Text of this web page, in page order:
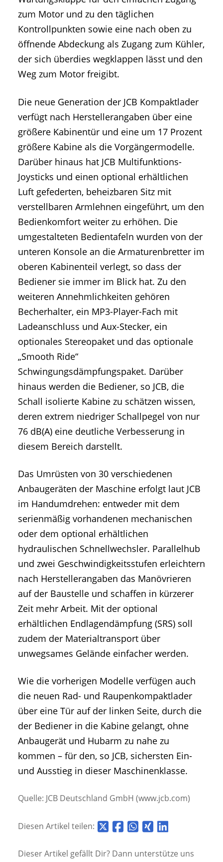
zum Motor und zu den täglichen
Kontrollpunkten sowie eine nach oben zu
öffnende Abdeckung als Zugang zum Kühler,
der sich überdies wegklappen lässt und den
Weg zum Motor freigibt.
Die neue Generation der JCB Kompaktlader
verfügt nach Herstellerangaben über eine
größere Kabinentür und eine um 17 Prozent
größere Kabine als die Vorgängermodelle.
Darüber hinaus hat JCB Multifunktions-
Joysticks und einen optional erhältlichen
Luft gefederten, beheizbaren Sitz mit
verstellbaren Armlehnen eingeführt, um den
Bedienkomfort weiter zu erhöhen. Die
umgestalteten Bedientafeln wurden von der
unteren Konsole an die Armaturenbretter im
oberen Kabinenteil verlegt, so dass der
Bediener sie immer im Blick hat. Zu den
weiteren Annehmlichkeiten gehören
Becherhalter, ein MP3-Player-Fach mit
Ladeanschluss und Aux-Stecker, ein
optionales Stereopaket und das optionale
„Smooth Ride“
Schwingungsdämpfungspaket. Darüber
hinaus werden die Bediener, so JCB, die
Schall isolierte Kabine zu schätzen wissen,
deren extrem niedriger Schallpegel von nur
76 dB(A) eine deutliche Verbesserung in
diesem Bereich darstellt.
Das Umrüsten von 30 verschiedenen
Anbaugeräten der Maschine erfolgt laut JCB
im Handumdrehen: entweder mit dem
serienmäßig vorhandenen mechanischen
oder dem optional erhältlichen
hydraulischen Schnellwechsler. Parallelhub
und zwei Geschwindigkeitsstufen erleichtern
nach Herstellerangaben das Manövrieren
auf der Baustelle und schaffen in kürzerer
Zeit mehr Arbeit. Mit der optional
erhältlichen Endlagendämpfung (SRS) soll
zudem der Materialtransport über
unwegsames Gelände einfacher werden.
Wie die vorherigen Modelle verfügen auch
die neuen Rad- und Raupenkompaktlader
über eine Tür auf der linken Seite, durch die
der Bediener in die Kabine gelangt, ohne
Anbaugerät und Hubarm zu nahe zu
kommen – für den, so JCB, sichersten Ein-
und Ausstieg in dieser Maschinenklasse.
Quelle: JCB Deutschland GmbH (www.jcb.com)
Diesen Artikel teilen:
Dieser Artikel gefällt Dir? Dann unterstütze uns